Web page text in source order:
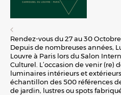
Rendez-vous du 27 au 30
Depuis de nombreuses années,
Louvre à Paris lors du Salon
Culturel. L’occasion de venir (re)
luminaires intérieurs et
échantillon des 500 références
de jardin, lustres ou spots